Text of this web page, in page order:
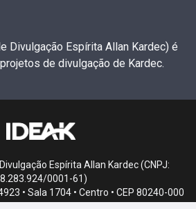
Divulgação Espírita Allan Kardec) é
de divulgação de Kardec.
Espírita Allan Kardec (CNPJ:
0001-61)
• Sala 1704 • Centro • CEP 80240-000